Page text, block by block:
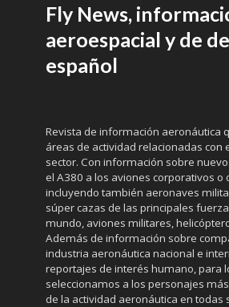
Fly News,
aeroespacial y de
español
Revista de información aeronáutica
áreas de actividad relacionadas con
sector. Con información sobre
el A380 a los aviones corporativos o
incluyendo también aeronaves
súper cazas de las principales
mundo, aviones militares,
Además de información sobre
industria aeronáutica nacional e
reportajes de interés humano, para
seleccionamos a los personajes
de la actividad aeronáutica en todas